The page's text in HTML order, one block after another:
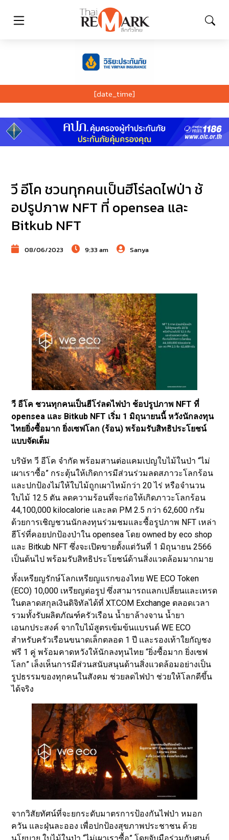
[date_time]
วี อีโค ชวนทุกคนเป็นฮีโร่ลดไฟป่า ช้
อปรูปภาพ NFT ที่ opensea และ
Bitkub NFT
08/06/2023 9:33 am Sanya
วี อีโค ชวนทุกคนเป็นฮีโร่ลดไฟป่า ช้อปรูปภาพ NFT ที่
opensea และ Bitkub NFT เริ่ม 1 มิถุนายนนี้ หวังนักลงทุน
ไทยยิ่งซื้อมาก ยิ่งเซฟโลก (ร้อน) พร้อมรับสิทธิประโยชน์
แบบจัดเต็ม
บริษัท วี อีโค จำกัด พร้อมสานต่อแคมเปญใบไม้ในป่า “ไม่
เผาเราซื้อ” กระตุ้นให้เกิดการมีส่วนร่วมลดสภาวะโลกร้อน
และปกป้องไม่ให้ใบไม้ถูกเผาไหม้กว่า 20 ไร่ หรือจำนวน
ใบไม้ 12.5 ตัน ลดความร้อนที่จะก่อให้เกิดภาวะโลกร้อน
44,100,000 kilocalorie และลด PM 2.5 กว่า 62,600 กรัม
ด้วยการเชิญชวนนักลงทุนร่วมชมและซื้อรูปภาพ NFT เหล่า
ฮีโร่ที่คอยปกป้องป่าใน opensea โดย owned by eco shop
และ Bitkub NFT ซึ่งจะเปิดขายตั้งแต่วันที่ 1 มิถุนายน 2566
เป็นต้นไป พร้อมรับสิทธิประโยชน์ด้านสิ่งแวดล้อมมากมาย
ทั้งเหรียญรักษ์โลกเหรียญแรกของไทย WE ECO Token
(ECO) 10,000 เหรียญต่อรูป ซึ่งสามารถแลกเปลี่ยนและเทรด
ในตลาดสกุลเงินดิจิทัลได้ที่ XT.COM Exchange ตลอดเวลา
รวมทั้งรับผลิตภัณฑ์ครัวเรือน น้ำยาล้างจาน น้ำยา
เอนกประสงค์ จากใบไม้สูตรเข้มข้นแบรนด์ WE ECO
สำหรับครัวเรือนขนาดเล็กตลอด 1 ปี และรองเท้าใยกัญชง
ฟรี 1 คู่ พร้อมคาดหวังให้นักลงทุนไทย “ยิ่งซื้อมาก ยิ่งเซฟ
โลก” เล็งเห็นการมีส่วนสนับสนุนด้านสิ่งแวดล้อมอย่างเป็น
รูปธรรมของทุกคนในสังคม ช่วยลดไฟป่า ช่วยให้โลกดีขึ้น
ได้จริง
จากวิสัยทัศน์ที่จะยกระดับมาตรการป้องกันไฟป่า หมอก
ควัน และฝุ่นละออง เพื่อปกป้องสุขภาพประชาชน ด้วย